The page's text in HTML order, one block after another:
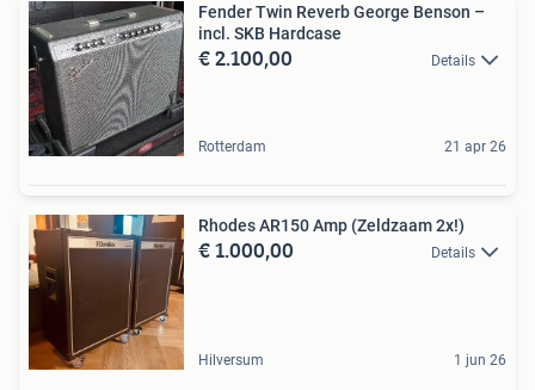
Fender Twin Reverb George Benson –
incl. SKB Hardcase
€ 2.100,00 Details
Rotterdam 21 apr 26
Rhodes AR150 Amp (Zeldzaam 2x!)
€ 1.000,00 Details
Hilversum 1 jun 26